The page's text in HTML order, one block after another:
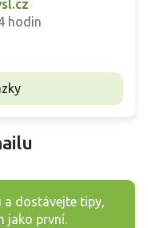
hodin
a dostávejte tipy,
jako první.